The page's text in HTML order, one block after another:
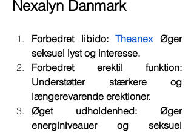
Nexalyn Danmark
Forbedret libido: Theanex Øger
seksuel lyst og interesse.
Forbedret erektil funktion:
Understøtter stærkere og
længerevarende erektioner.
Øget udholdenhed: Øger
energiniveauer og seksuel